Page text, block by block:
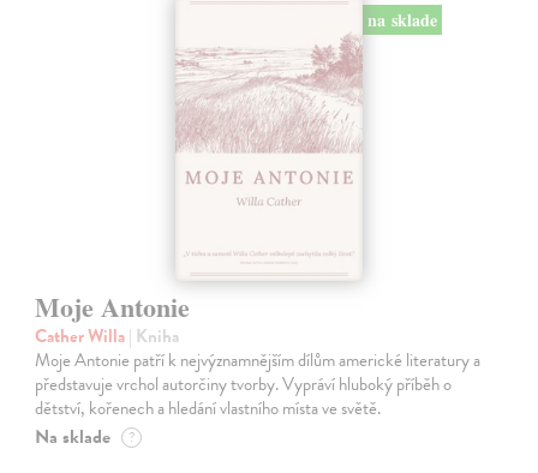
na sklade
Moje Antonie
Cather Willa| Kniha
Moje Antonie patří k nejvýznamnějším dílům americké literatury a
představuje vrchol autorčiny tvorby. Vypráví hluboký příběh o
dětství, kořenech a hledání vlastního místa ve světě.
Na sklade ?